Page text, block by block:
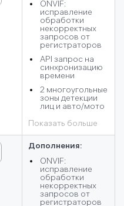
ONVIF:
исправление
обработки
некорректных
запросов от
регистраторов
API запрос на
синхронизацию
времени
2 многоугольные
зоны детекции
лиц и авто/мото
Показать больше
Дополнения:
ONVIF:
исправление
обработки
некорректных
запросов от
регистраторов